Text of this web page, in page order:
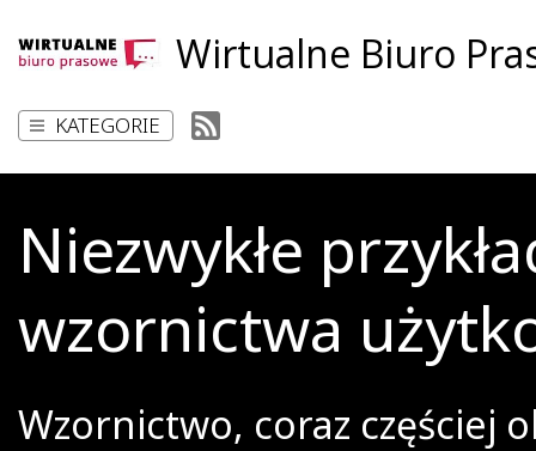
Wirtualne Biuro
KATEGORIE
Niezwykłe
wzornictwa
Wzornictwo, coraz częściej